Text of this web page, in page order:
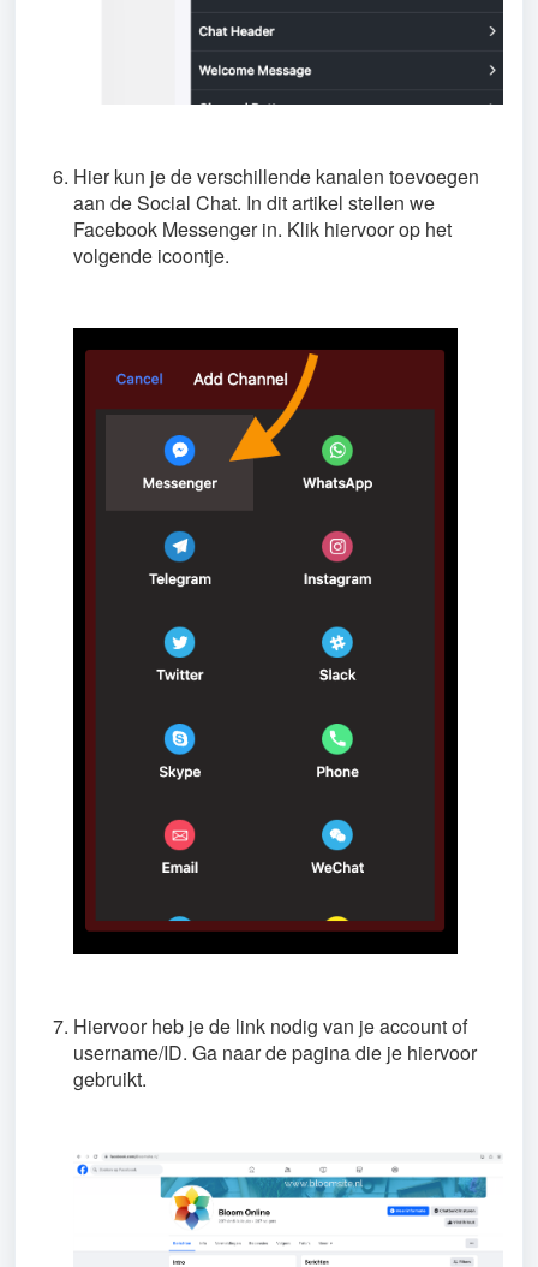
Hier kun je de verschillende kanalen toevoegen
aan de Social Chat. In dit artikel stellen we
Facebook Messenger in. Klik hiervoor op het
volgende icoontje.
Hiervoor heb je de link nodig van je account of
username/ID. Ga naar de pagina die je hiervoor
gebruikt.